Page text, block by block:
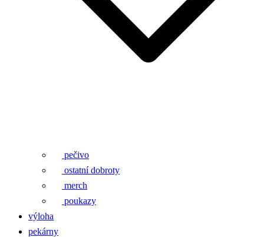
pečivo
ostatní dobroty
merch
poukazy
výloha
pekárny